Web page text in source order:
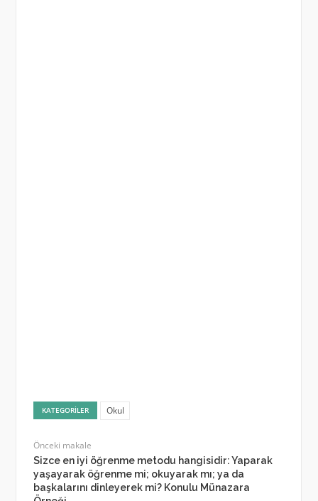
KATEGORILER Okul
Önceki makale
Sizce en iyi öğrenme metodu hangisidir: Yaparak
yaşayarak öğrenme mi; okuyarak mı; ya da
başkalarını dinleyerek mi? Konulu Münazara